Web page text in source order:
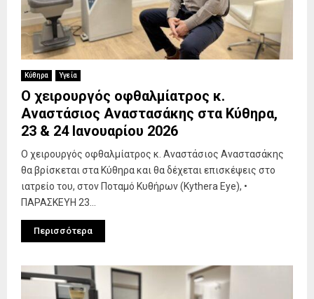
Κύθηρα Υγεία
Ο χειρουργός οφθαλμίατρος κ.
Αναστάσιος Αναστασάκης στα Κύθηρα,
23 & 24 Ιανουαρίου 2026
Ο χειρουργός οφθαλμίατρος κ. Αναστάσιος Αναστασάκης
θα βρίσκεται στα Κύθηρα και θα δέχεται επισκέψεις στο
ιατρείο του, στον Ποταμό Κυθήρων (Kythera Eye), •
ΠΑΡΑΣΚΕΥΗ 23...
Περισσότερα